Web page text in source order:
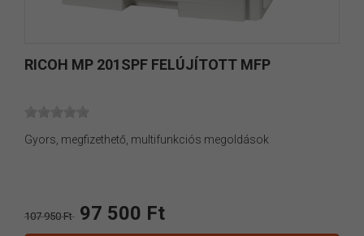
RICOH MP 201SPF FELÚJÍTOTT MFP
Gyors, megfizethető, multifunkciós megoldások
107 950 Ft 97 500 Ft